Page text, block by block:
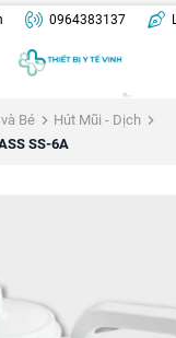
0964383137
Bé
Hút Mũi - Dịch
SS-6A